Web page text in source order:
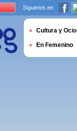
Síguenos en
Cultura y Ocio
En Femenino